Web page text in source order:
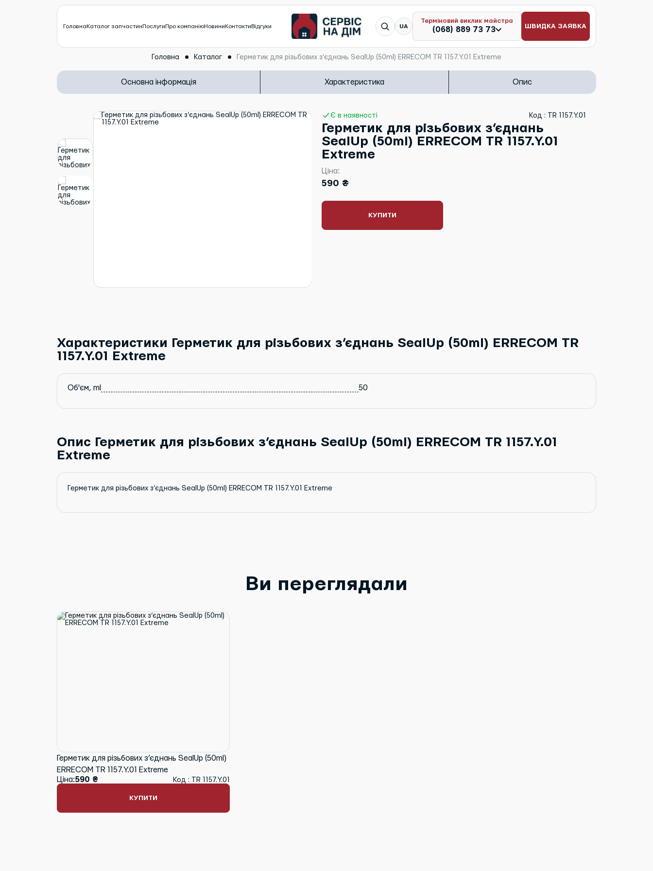
ГоловнаКаталог запчастинПослугиПро компаніюНовиниКонтактиВідгуки Я шукаю...
UA
Терміновий виклик майстра
(068) 889 73 73 ШВИДКА ЗАЯВКА
Головна Каталог Герметик для різьбових з’єднань SealUp (50ml) ERRECOM TR 1157.Y.01 Extreme
Основна інформація Характеристика Опис
Є в наявності Код : TR 1157.Y.01
Герметик для різьбових з’єднань
SealUp (50ml) ERRECOM TR 1157.Y.01
Extreme
Ціна:
590 ₴
КУПИТИ
Характеристики Герметик для різьбових з’єднань SealUp (50ml) ERRECOM TR
1157.Y.01 Extreme
Об'єм, ml 50
Опис Герметик для різьбових з’єднань SealUp (50ml) ERRECOM TR 1157.Y.01
Extreme
Герметик для різьбових з’єднань SealUp (50ml) ERRECOM TR 1157.Y.01 Extreme
Ви переглядали
Герметик для різьбових з’єднань SealUp (50ml)
ERRECOM TR 1157.Y.01 Extreme
Ціна:590 ₴ Код : TR 1157.Y.01
КУПИТИ